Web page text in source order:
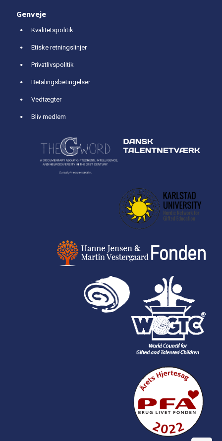
Genveje
Kvalitetspolitik
Etiske retningslinjer
Privatlivspolitik
Betalingsbetingelser
Vedtægter
Bliv medlem